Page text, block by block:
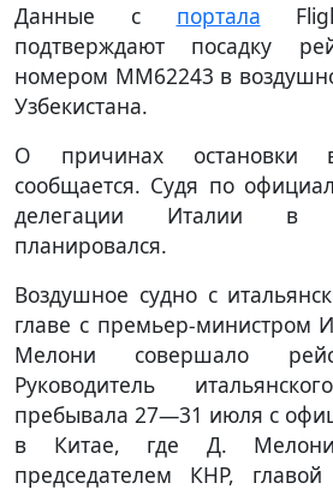
Данные с портала
подтверждают посадку
номером MM62243 в
Узбекистана.
О причинах остановки
сообщается. Судя по
делегации Италии в
планировался.
Воздушное судно с
главе с премьер-министром
Мелони совершало
Руководитель
пребывала 27—31 июля с
в Китае, где Д. Мелони
председателем КНР,